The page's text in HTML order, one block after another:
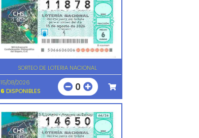
SORTEO DE LOTERIA NACIONAL
15/08/2026
6 DISPONIBLES 0